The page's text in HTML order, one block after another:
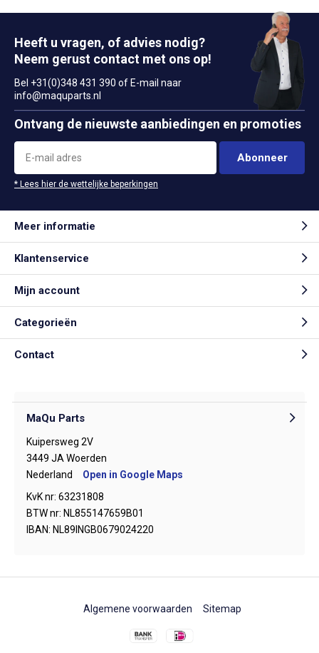
Heeft u vragen, of advies nodig?
Neem gerust contact met ons op!
Bel +31(0)348 431 390 of E-mail naar
info@maquparts.nl
Ontvang de nieuwste aanbiedingen en promoties
Abonneer
* Lees hier de wettelijke beperkingen
Meer informatie
Klantenservice
Mijn account
Categorieën
Contact
MaQu Parts
Kuipersweg 2V
3449 JA Woerden
Nederland
Open in Google Maps
KvK nr: 63231808
BTW nr: NL855147659B01
IBAN: NL89INGB0679024220
Algemene voorwaarden Sitemap